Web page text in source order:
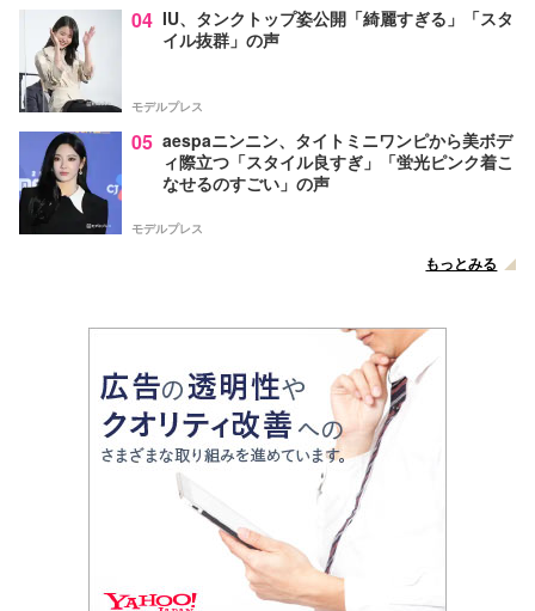
04 IU、タンクトップ姿公開「綺麗すぎる」「スタ
イル抜群」の声
モデルプレス
05 aespaニンニン、タイトミニワンピから美ボデ
ィ際立つ「スタイル良すぎ」「蛍光ピンク着こ
なせるのすごい」の声
モデルプレス
もっとみる